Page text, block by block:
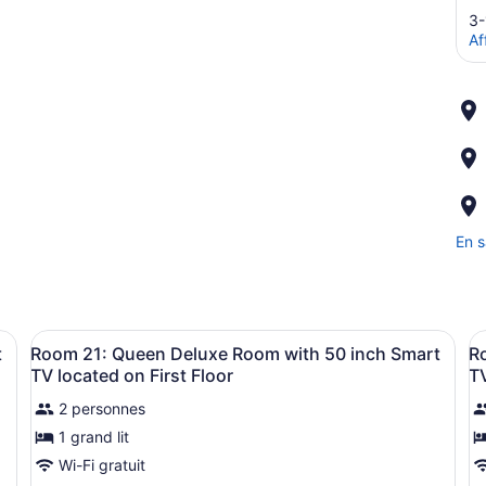
En
briques, une horloge, un lit, deux tables de chevet, une lampe, une
Afficher
toutes
photos
pour
ce
Une chambre d’hôtel avec un
2
Room 21: Queen Deluxe Room with 50 inch Smart
TV located on First Floor
2 personnes
1 grand lit
Wi-Fi gratuit